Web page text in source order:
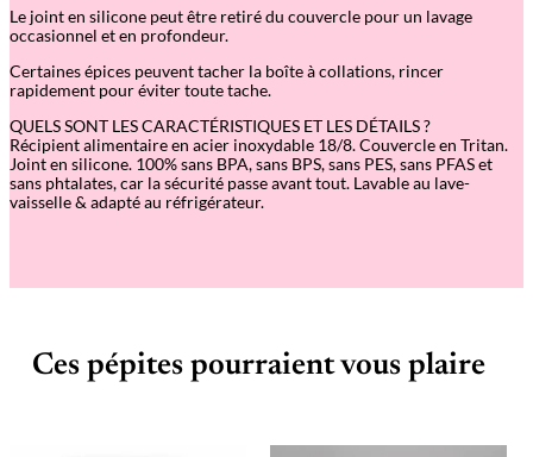
Le joint en silicone peut être retiré du couvercle pour un lavage
occasionnel et en profondeur.
Certaines épices peuvent tacher la boîte à collations, rincer
rapidement pour éviter toute tache.
QUELS SONT LES CARACTÉRISTIQUES ET LES DÉTAILS ?
Récipient alimentaire en acier inoxydable 18/8. Couvercle en Tritan.
Joint en silicone. 100% sans BPA, sans BPS, sans PES, sans PFAS et
sans phtalates, car la sécurité passe avant tout. Lavable au lave-
vaisselle & adapté au réfrigérateur.
Ces pépites pourraient vous plaire